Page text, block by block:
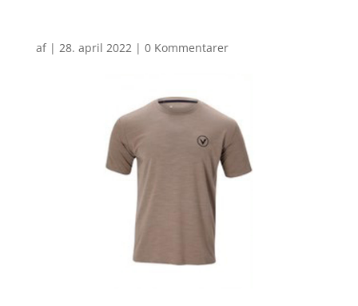
af | 28. april 2022 | 0 Kommentarer